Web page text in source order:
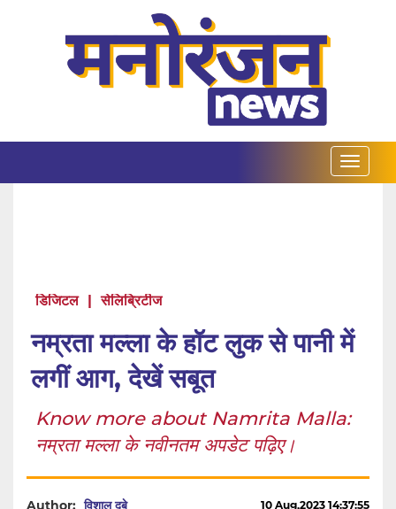
डिजिटल | सेलिब्रिटीज
नम्रता मल्ला के हॉट लुक से पानी में
लगीं आग, देखें सबूत
Know more about Namrita Malla:
नम्रता मल्ला के नवीनतम अपडेट पढ़िए।
Author: विशाल दुबे 10 Aug,2023 14:37:55